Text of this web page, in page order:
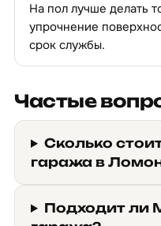
На пол лучше делать
упрочнение
срок службы.
Частые
Сколько
гаража в
Подходит ли